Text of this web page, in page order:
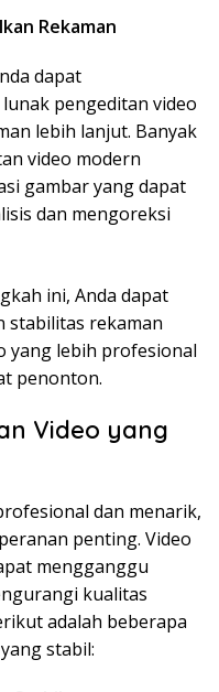
Rekaman
dapat
pengeditan video
lebih lanjut. Banyak
video modern
gambar yang dapat
dan mengoreksi
ini, Anda dapat
stabilitas rekaman
yang lebih profesional
penonton.
Video yang
dan menarik,
penting. Video
mengganggu
kualitas
adalah beberapa
stabil: